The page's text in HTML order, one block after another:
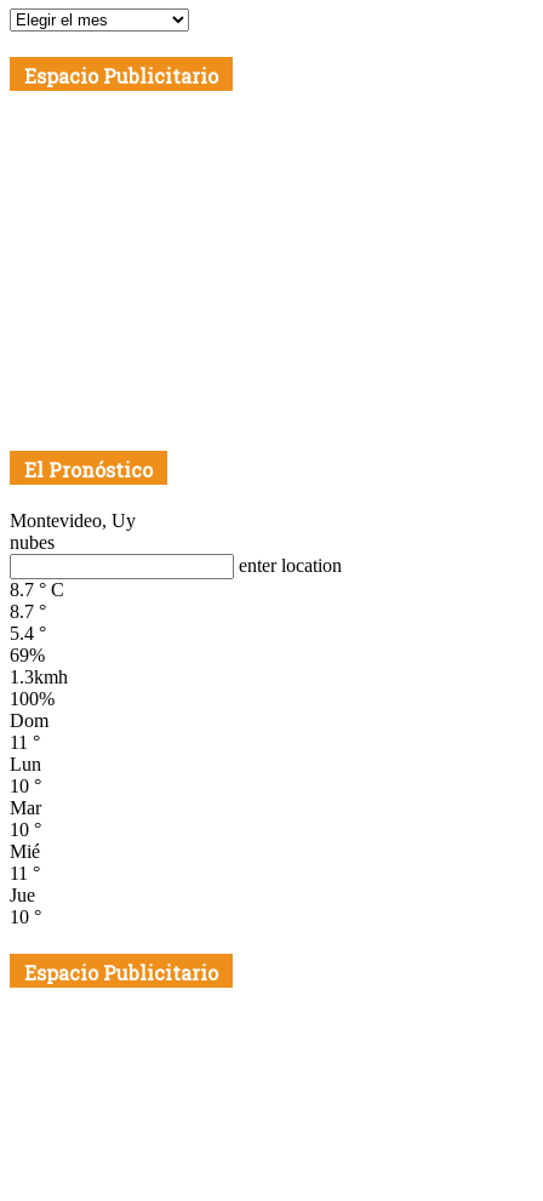
Publicaciones
Fecha
Espacio Publicitario
El Pronóstico
Montevideo, Uy
nubes
enter location
8.7 ° C
8.7 °
5.4 °
69%
1.3kmh
100%
Dom
11 °
Lun
10 °
Mar
10 °
Mié
11 °
Jue
10 °
Espacio Publicitario